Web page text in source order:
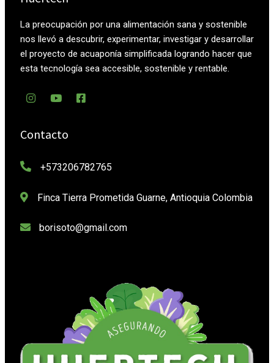
La preocupación por una alimentación sana y sostenible
nos llevó a descubrir, experimentar, investigar y desarrollar
el proyecto de acuaponía simplificada logrando hacer que
esta tecnología sea accesible, sostenible y rentable.
Contacto
+573206782765
Finca Tierra Prometida Guarne, Antioquia Colombia
borisoto@gmail.com